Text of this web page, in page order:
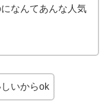
なんてあんな人気
いからok